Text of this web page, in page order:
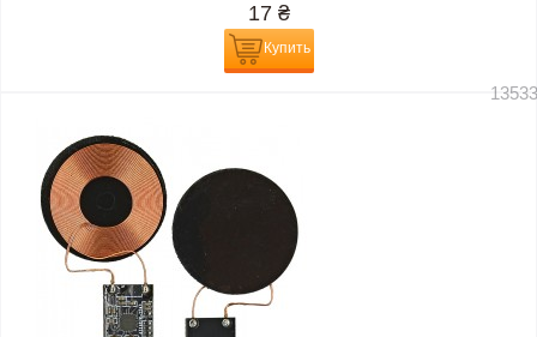
17 ₴
Купить